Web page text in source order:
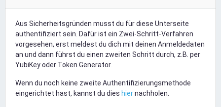
Aus Sicherheitsgründen musst du für diese Unterseite
authentifiziert sein. Dafür ist ein Zwei-Schritt-Verfahren
vorgesehen, erst meldest du dich mit deinen Anmeldedaten
an und dann führst du einen zweiten Schritt durch, z.B. per
YubiKey oder Token Generator.
Wenn du noch keine zweite Authentifizierungsmethode
eingerichtet hast, kannst du dies hiernachholen.